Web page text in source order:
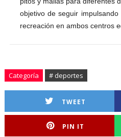
objetivo de seguir
recreación en ambos centros
Categoría # deportes
TWEET
PIN IT